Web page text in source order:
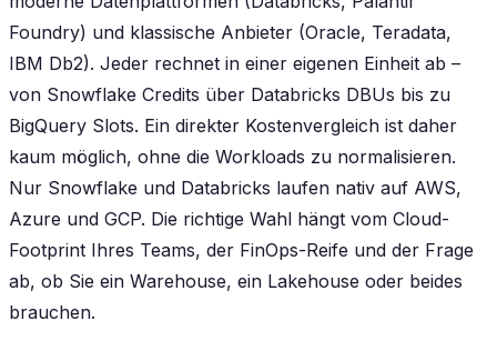
Foundry) und klassische Anbieter (Oracle, Teradata,
IBM Db2). Jeder rechnet in einer eigenen Einheit ab –
von Snowflake Credits über Databricks DBUs bis zu
BigQuery Slots. Ein direkter Kostenvergleich ist daher
kaum möglich, ohne die Workloads zu normalisieren.
Nur Snowflake und Databricks laufen nativ auf AWS,
Azure und GCP. Die richtige Wahl hängt vom Cloud-
Footprint Ihres Teams, der FinOps-Reife und der Frage
ab, ob Sie ein Warehouse, ein Lakehouse oder beides
brauchen.